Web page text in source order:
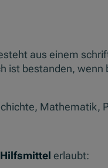
aus einem
ist bestanden,
Mathematik,
Hilfsmittel erlaubt: